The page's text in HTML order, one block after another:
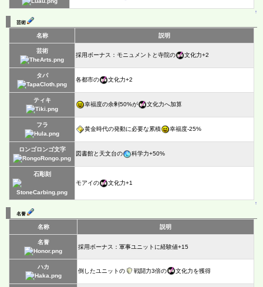
↑
芸術
名称 説明
芸術
採用ボーナス：モニュメントと寺院の 文化力+2
タパ
各都市の 文化力+2
ティキ
幸福度の余剰50%が 文化力へ加算
フラ
黄金時代の発動に必要な累積 幸福度-25%
ロンゴロンゴ文字
図書館と天文台の 科学力+50%
石彫刻
モアイの
文化力+1
↑
名誉
名称 説明
名誉
採用ボーナス：軍事ユニットに経験値+15
ハカ
倒したユニットの 戦闘力3倍の 文化力を獲得